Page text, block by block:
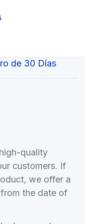
de 30 Días
quality
customers. If
we offer a
the date of